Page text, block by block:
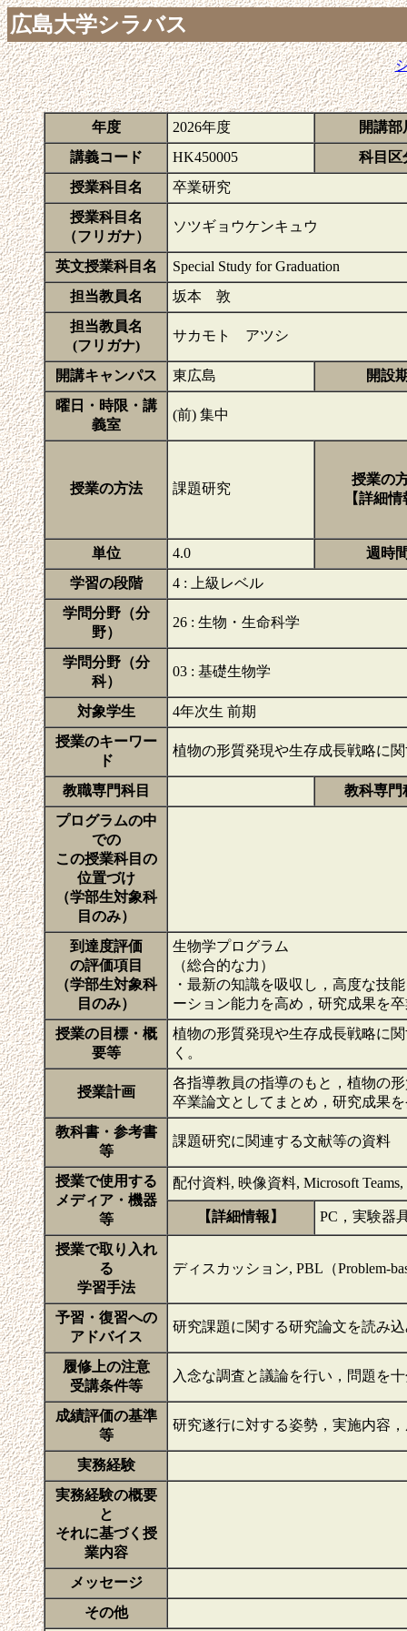
広島大学シラバス
年度 2026年度
開講部
講義コード
HK450005
科目区
授業科目名
卒業研究
授業科目名
（フリガナ）
ソツギョウケンキュウ
英文授業科目名
Special Study for Graduation
担当教員名
坂本 敦
担当教員名
(フリガナ)
サカモト アツシ
開講キャンパス 東広島
開設
曜日・時限・講
義室
(前) 集中
授業の方法 課題研究
授業の
【詳細
単位 4.0
週時
学習の段階
4 : 上級レベル
学問分野（分
野）
26 : 生物・生命科学
学問分野（分
科）
03 : 基礎生物学
対象学生
4年次生 前期
授業のキーワー
ド
植物の形質発現や生存成長戦略に
教職専門科目
教科専門
プログラムの中
での
この授業科目の
位置づけ
（学部生対象科
目のみ）
到達度評価
の評価項目
（学部生対象科
目のみ）
生物学プログラム
（総合的な力）
・最新の知識を吸収し，高度な技
ーション能力を高め，研究成果を
授業の目標・概
要等
植物の形質発現や生存成長戦略に
く。
授業計画
各指導教員の指導のもと，植物の
卒業論文としてまとめ，研究成果
教科書・参考書
等
課題研究に関連する文献等の資料
授業で使用する
メディア・機器
等
配付資料, 映像資料, Microsoft Teams,
【詳細情報】 PC，実験器
授業で取り入れ
る
学習手法
ディスカッション, PBL（Problem-
予習・復習への
アドバイス
研究課題に関する研究論文を読み
履修上の注意
受講条件等
入念な調査と議論を行い，問題を
成績評価の基準
等
研究遂行に対する姿勢，実施内容
実務経験
実務経験の概要
と
それに基づく授
業内容
メッセージ
その他